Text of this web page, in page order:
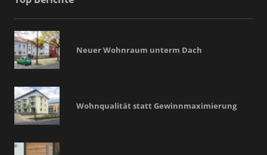
Neuer Wohnraum unterm Dach
Wohnqualität statt Gewinnmaximierung